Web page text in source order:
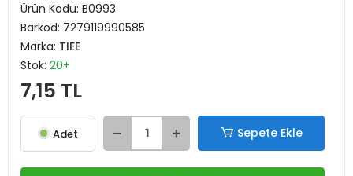
Ürün Kodu: B0993
Barkod: 7279119990585
Marka: TIEE
Stok: 20+
7,15 TL
Adet Sepete Ekle